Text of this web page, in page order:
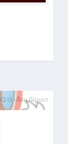
12 เดือน ที่ผ่านมา